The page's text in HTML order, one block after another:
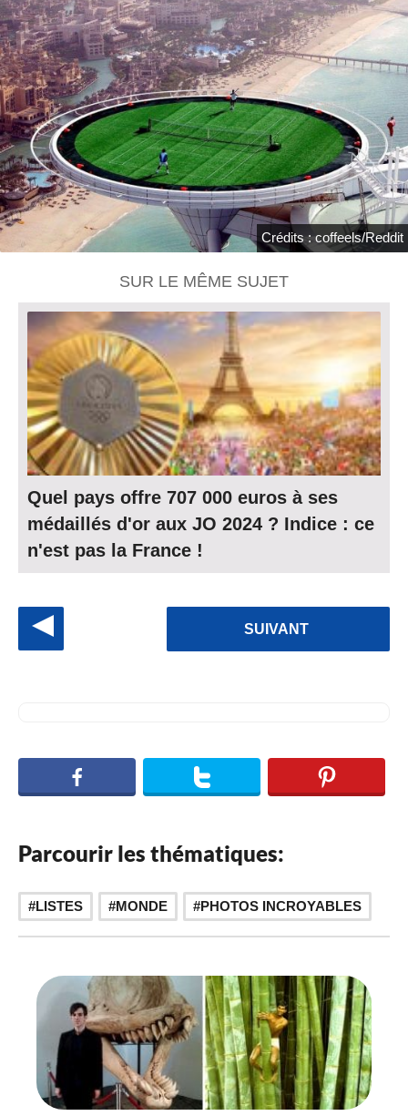
Crédits : coffeels/Reddit
SUR LE MÊME SUJET
Quel pays offre 707 000 euros à ses
médaillés d'or aux JO 2024 ? Indice : ce
n'est pas la France !
P
o
a
g
n
a
t
i
SUIVANT
Parcourir les thématiques:
LISTES MONDE PHOTOS INCROYABLES